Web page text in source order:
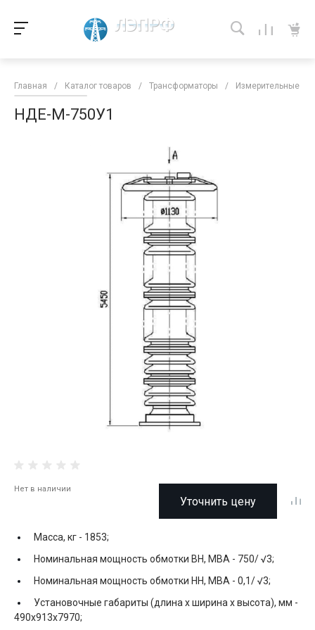
Главная / Каталог товаров / Трансформаторы / Измерительные
НДЕ-М-750У1
Нет в наличии
Уточнить цену
Масса, кг - 1853;
Номинальная мощность обмотки ВН, МВА - 750/ √3;
Номинальная мощность обмотки НН, МВА - 0,1/ √3;
Установочные габариты (длина х ширина х высота), мм -
490x913x7970;